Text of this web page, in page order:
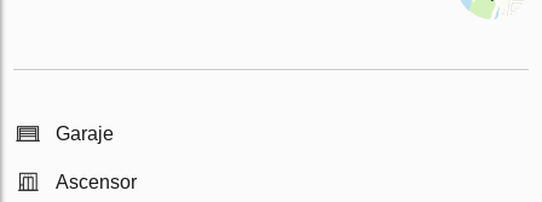
Garaje
Ascensor